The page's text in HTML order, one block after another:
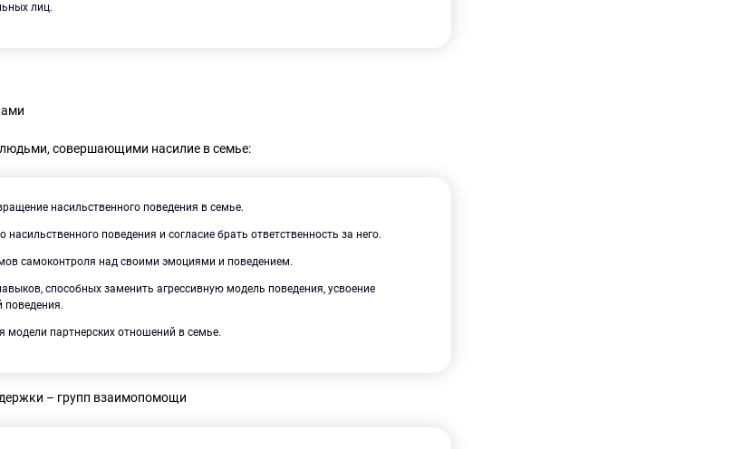
лиц.
совершающими насилие в семье:
насильственного поведения в семье.
насильственного поведения и согласие брать ответственность за него.
самоконтроля над своими эмоциями и поведением.
способных заменить агрессивную модель поведения, усвоение
поведения.
модели партнерских отношений в семье.
– групп взаимопомощи